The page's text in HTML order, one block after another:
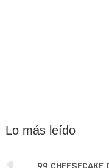
Lo más leído